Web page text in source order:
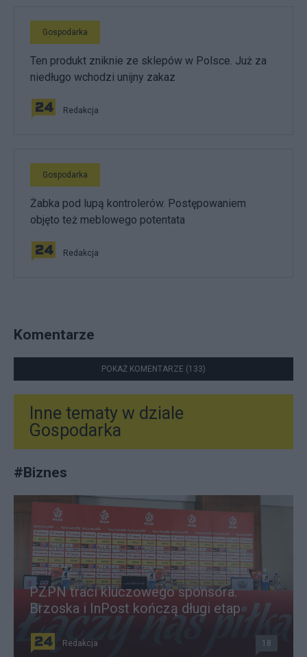
Gospodarka
Ten produkt zniknie ze sklepów w Polsce. Już za
niedługo wchodzi unijny zakaz
Redakcja
Gospodarka
Żabka pod lupą kontrolerów. Postępowaniem
objęto też meblowego potentata
Redakcja
Komentarze
POKAŻ KOMENTARZE (133)
Inne tematy w dziale
Gospodarka
#Biznes
PZPN traci kluczowego sponsora.
Brzoska i InPost kończą długi etap
Redakcja 18